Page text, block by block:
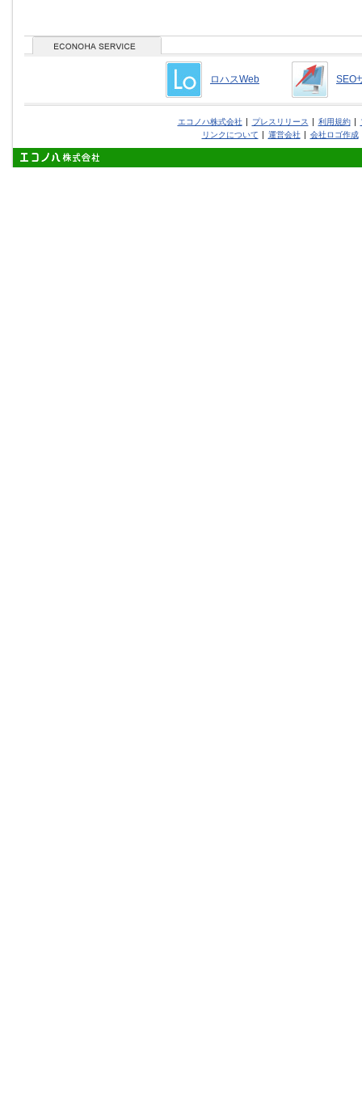
ロハスWeb SEO
エコノハ株式会社 プレスリリース 利用規約
リンクについて
運営会社 会社ロゴ作成